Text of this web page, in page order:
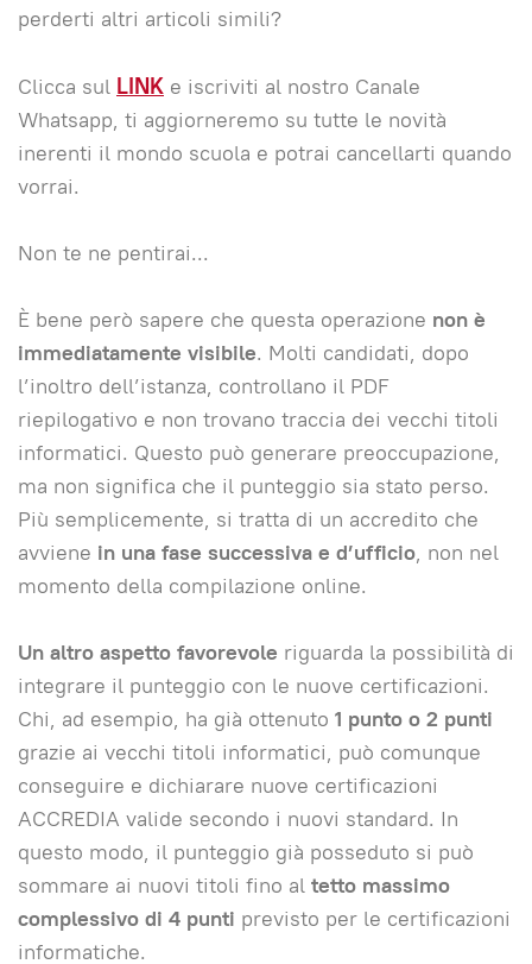
perderti altri articoli simili?
Clicca sul LINK e iscriviti al nostro Canale
Whatsapp, ti aggiorneremo su tutte le novità
inerenti il mondo scuola e potrai cancellarti quando
vorrai.
Non te ne pentirai...
È bene però sapere che questa operazione non è
immediatamente visibile. Molti candidati, dopo
l’inoltro dell’istanza, controllano il PDF
riepilogativo e non trovano traccia dei vecchi titoli
informatici. Questo può generare preoccupazione,
ma non significa che il punteggio sia stato perso.
Più semplicemente, si tratta di un accredito che
avviene in una fase successiva e d’ufficio, non nel
momento della compilazione online.
Un altro aspetto favorevole riguarda la possibilità di
integrare il punteggio con le nuove certificazioni.
Chi, ad esempio, ha già ottenuto 1 punto o 2 punti
grazie ai vecchi titoli informatici, può comunque
conseguire e dichiarare nuove certificazioni
ACCREDIA valide secondo i nuovi standard. In
questo modo, il punteggio già posseduto si può
sommare ai nuovi titoli fino al tetto massimo
complessivo di 4 punti previsto per le certificazioni
informatiche.